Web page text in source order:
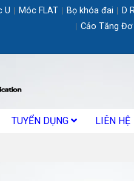
U Móc FLAT Bọ khóa đai D
Cảo Tăng Đơ
TUYỂN DỤNG LIÊN HỆ